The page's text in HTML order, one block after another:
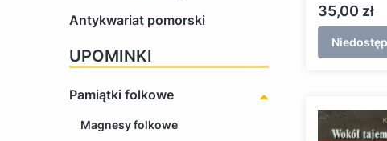
Antykwariat pomorski
UPOMINKI
Pamiątki folkowe
Magnesy folkowe
Cena
35,00 zł